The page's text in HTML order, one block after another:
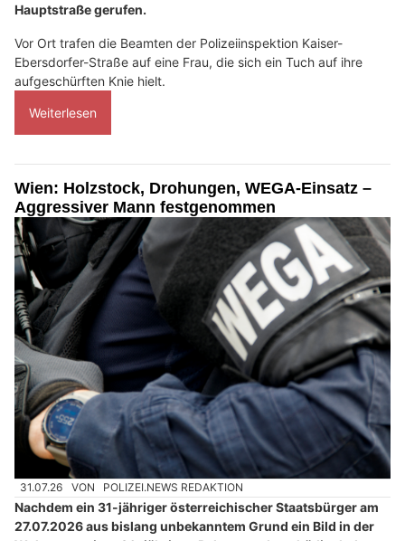
Hauptstraße gerufen.
Vor Ort trafen die Beamten der Polizeiinspektion Kaiser-
Ebersdorfer-Straße auf eine Frau, die sich ein Tuch auf ihre
aufgeschürften Knie hielt.
Weiterlesen
Wien: Holzstock, Drohungen, WEGA-Einsatz –
Aggressiver Mann festgenommen
31.07.26 VON POLIZEI.NEWS REDAKTION
Nachdem ein 31-jähriger österreichischer Staatsbürger am
27.07.2026 aus bislang unbekanntem Grund ein Bild in der